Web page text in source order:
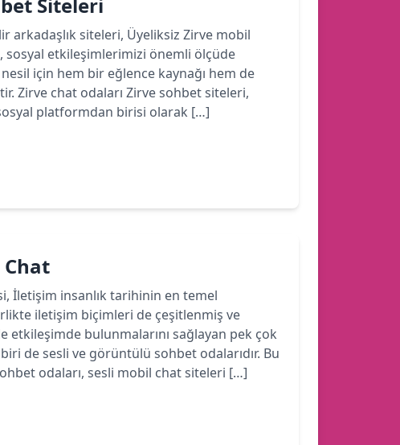
Siteleri
arkadaşlık siteleri, Üyeliksiz Zirve mobil
sosyal etkileşimlerimizi önemli ölçüde
için hem bir eğlence kaynağı hem de
Zirve chat odaları Zirve sohbet siteleri,
platformdan birisi olarak […]
Chat
İletişim insanlık tarihinin en temel
iletişim biçimleri de çeşitlenmiş ve
bulunmalarını sağlayan pek çok
de sesli ve görüntülü sohbet odalarıdır. Bu
odaları, sesli mobil chat siteleri […]